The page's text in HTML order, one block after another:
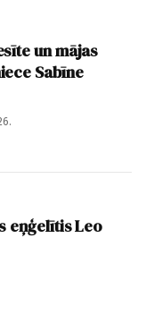
un mājas
Sabīne
eņģelītis Leo